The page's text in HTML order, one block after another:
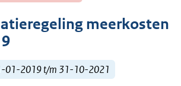
meerkosten
01-2019 t/m 31-10-2021